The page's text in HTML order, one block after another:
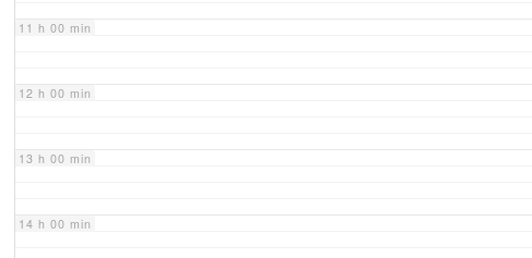
11 h 00 min
12 h 00 min
13 h 00 min
14 h 00 min